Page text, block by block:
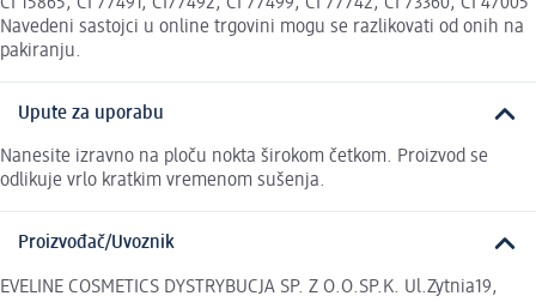
Navedeni sastojci u online trgovini mogu se razlikovati od onih na
pakiranju.
Upute za uporabu
Nanesite izravno na ploču nokta širokom četkom. Proizvod se
odlikuje vrlo kratkim vremenom sušenja.
Proizvođač/Uvoznik
EVELINE COSMETICS DYSTRYBUCJA SP. Z O.O.SP.K. Ul.Zytnia19,